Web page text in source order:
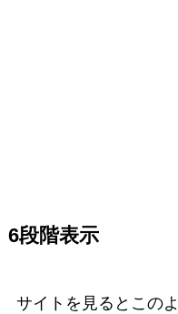
6段階表示
サイトを見るとこの